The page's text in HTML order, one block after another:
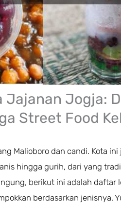
Jajanan Jogja:
Street Food
Malioboro dan candi. Kota
hingga gurih, dari yang
berikut ini adalah
berdasarkan jenisnya.